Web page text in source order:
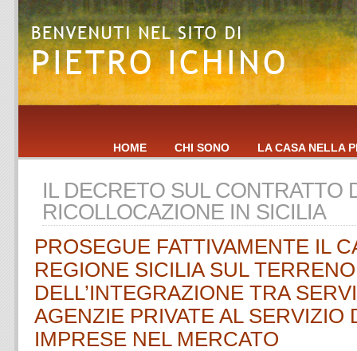
HOME CHI SONO LA CASA NELLA
IL DECRETO SUL CONTRATTO
RICOLLOCAZIONE IN SICILIA
PROSEGUE FATTIVAMENTE IL
REGIONE SICILIA SUL TERRENO
DELL’INTEGRAZIONE TRA
AGENZIE PRIVATE AL SERVIZIO
IMPRESE NEL MERCATO